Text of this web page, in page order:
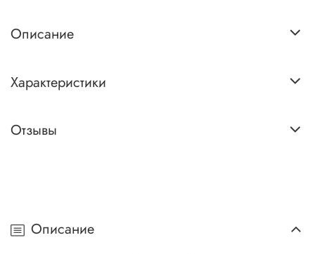
Описание
Характеристики
Отзывы
Описание